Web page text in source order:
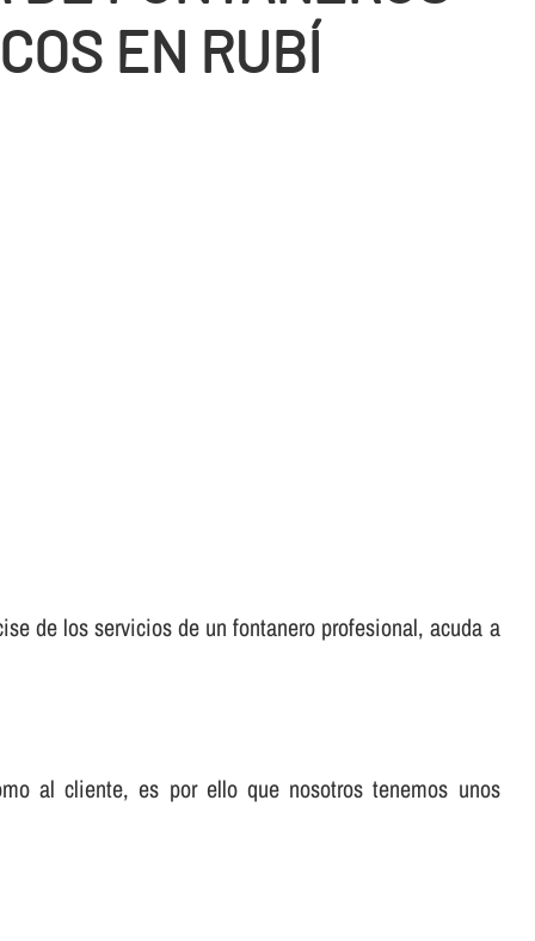
EN RUBÍ
de los servicios de un fontanero profesional, acuda a
al cliente, es por ello que nosotros tenemos unos